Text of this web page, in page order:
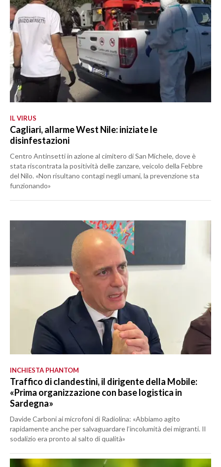
IL VIRUS
Cagliari, allarme West Nile: iniziate le
disinfestazioni
Centro Antinsetti in azione al cimitero di San Michele, dove è
stata riscontrata la positività delle zanzare, veicolo della Febbre
del Nilo. «Non risultano contagi negli umani, la prevenzione sta
funzionando»
INCHIESTA PHANTOM
Traffico di clandestini, il dirigente della Mobile:
«Prima organizzazione con base logistica in
Sardegna»
Davide Carboni ai microfoni di Radiolina: «Abbiamo agito
rapidamente anche per salvaguardare l’incolumità dei migranti. Il
sodalizio era pronto al salto di qualità»